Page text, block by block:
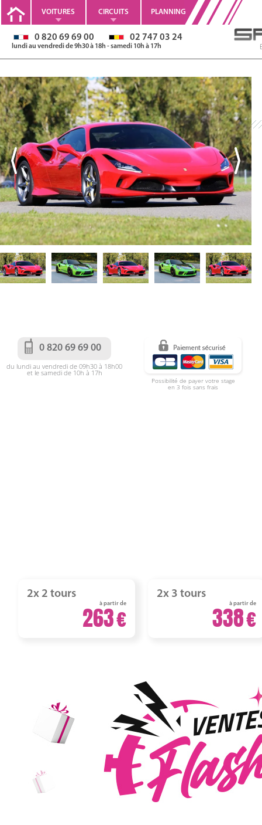
VOITURES CIRCUITS PLANNING
0 820 69 69 00 02 747 03 24
lundi au vendredi de 9h30 à 18h - samedi 10h à 17h
0 820 69 69 00
du lundi au vendredi de 09h30 à 18h00
et le samedi de 10h à 17h
Possibilité de payer votre stage
en 3 fois sans frais
2x 2 tours
à partir de
263
2x 3 tours
à partir de
338